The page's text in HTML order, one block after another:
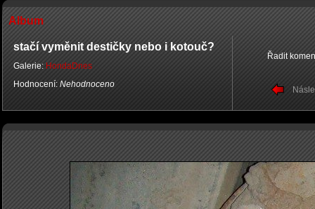
Album
stačí vyměnit destičky nebo i kotouč?
Galerie: HondaDnes
Hodnocení: Nehodnoceno
Řadit